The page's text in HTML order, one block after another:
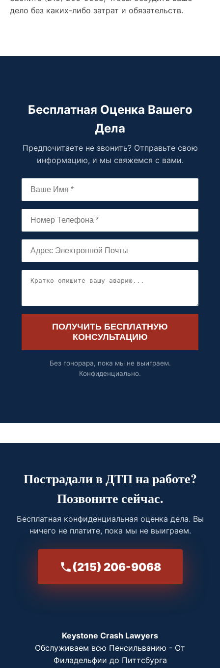
дело без каких-либо затрат и обязательств.
Бесплатная Оценка Вашего
Дела
Предпочитаете не звонить? Отправьте свою
информацию, и мы свяжемся с вами.
ПОЛУЧИТЬ БЕСПЛАТНУЮ
КОНСУЛЬТАЦИЮ
Без гонорара, пока мы не выиграем.
Конфиденциально.
Пострадали в ДТП на работе?
Позвоните сейчас.
Бесплатная конфиденциальная оценка дела. Вы
ничего не платите, пока мы не выиграем.
(215) 206-9068
Keystone Crash Lawyers
Обслуживаем всю Пенсильванию - От
Филадельфии до Питтсбурга